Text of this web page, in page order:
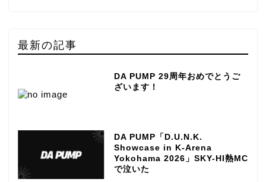
最新の記事
DA PUMP 29周年おめでとうご
ざいます！
DA PUMP「D.U.N.K.
Showcase in K-Arena
Yokohama 2026」SKY-HI熱MC
で泣いた